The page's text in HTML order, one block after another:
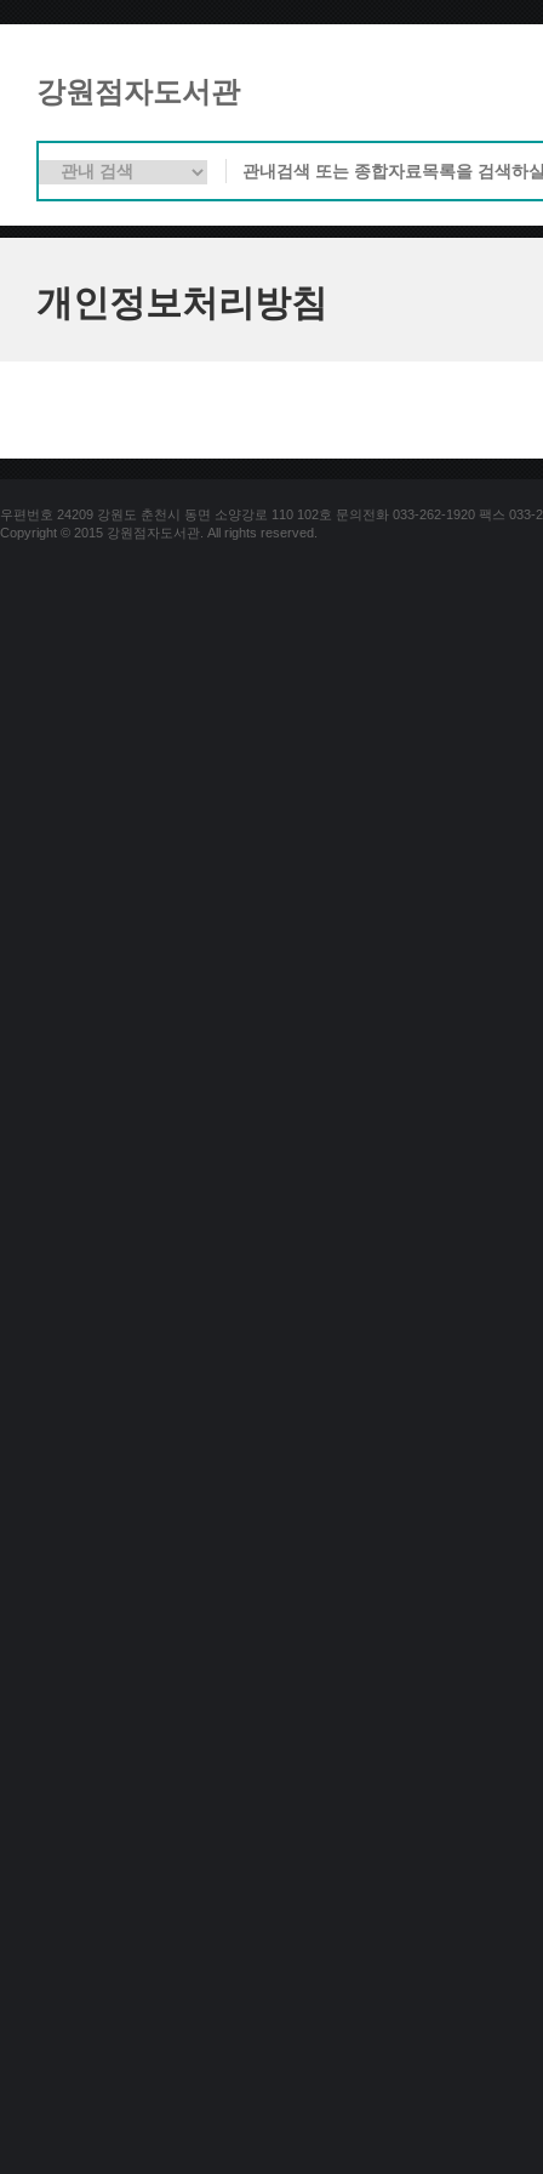
강원점자도서관
개인정보처리방침
우편번호 24209 강원도 춘천시 동면 소양강로 110 102호 문의전화 033-262-1920 팩스 033-
Copyright © 2015 강원점자도서관. All rights reserved.